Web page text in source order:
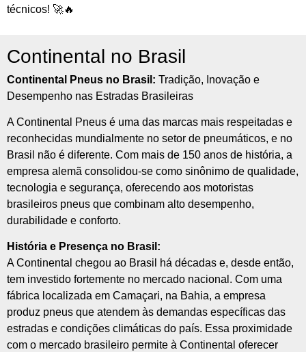
técnicos! 🚀🔥
Continental no Brasil
Continental Pneus no Brasil: Tradição, Inovação e
Desempenho nas Estradas Brasileiras
A Continental Pneus é uma das marcas mais respeitadas e
reconhecidas mundialmente no setor de pneumáticos, e no
Brasil não é diferente. Com mais de 150 anos de história, a
empresa alemã consolidou-se como sinônimo de qualidade,
tecnologia e segurança, oferecendo aos motoristas
brasileiros pneus que combinam alto desempenho,
durabilidade e conforto.
História e Presença no Brasil:
A Continental chegou ao Brasil há décadas e, desde então,
tem investido fortemente no mercado nacional. Com uma
fábrica localizada em Camaçari, na Bahia, a empresa
produz pneus que atendem às demandas específicas das
estradas e condições climáticas do país. Essa proximidade
com o mercado brasileiro permite à Continental oferecer